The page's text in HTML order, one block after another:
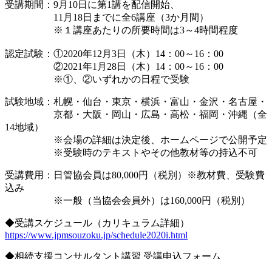
受講期間：9月10日に第1講を配信開始、
11月18日までに全6講座（3か月間）
※１講座あたりの所要時間は3～4時間程度
認定試験：①2020年12月3日（木）14：00～16：00
②2021年1月28日（木）14：00～16：00
※①、②いずれかの日程で受験
試験地域：札幌・仙台・東京・横浜・富山・金沢・名古屋・
京都・大阪・岡山・広島・高松・福岡・沖縄（全
14地域）
※会場の詳細は決定後、ホームページで公開予定
※受験時のテキストやその他教材等の持込不可
受講費用：日管協会員は80,000円（税別）※教材費、受験費
込み
※一般（当協会会員外）は160,000円（税別）
◆受講スケジュール（カリキュラム詳細）
https://www.jpmsouzoku.jp/schedule2020i.html
◆相続支援コンサルタント講習 受講申込フォーム